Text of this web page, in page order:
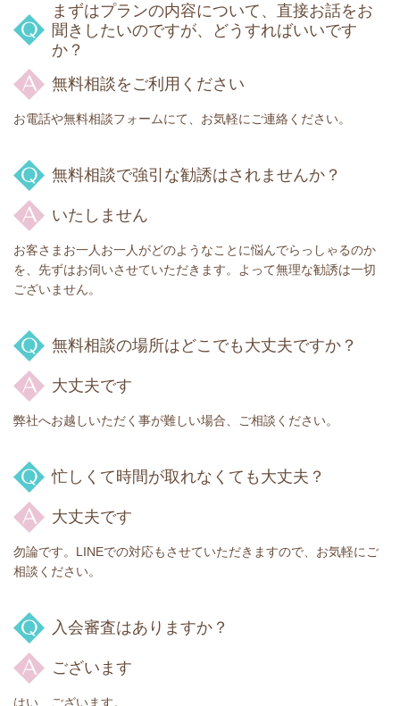
まずはプランの内容について、直接お話をお
聞きしたいのですが、どうすればいいです
か？
無料相談をご利用ください
お電話や無料相談フォームにて、お気軽にご連絡ください。
無料相談で強引な勧誘はされませんか？
いたしません
お客さまお一人お一人がどのようなことに悩んでらっしゃるのか
を、先ずはお伺いさせていただきます。よって無理な勧誘は一切
ございません。
無料相談の場所はどこでも大丈夫ですか？
大丈夫です
弊社へお越しいただく事が難しい場合、ご相談ください。
忙しくて時間が取れなくても大丈夫？
大丈夫です
勿論です。LINEでの対応もさせていただきますので、お気軽にご
相談ください。
入会審査はありますか？
ございます
はい、ございます。